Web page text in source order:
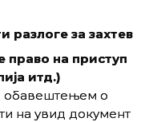
разлоге за захтев
право на приступ
итд.)
обавештењем о
на увид документ